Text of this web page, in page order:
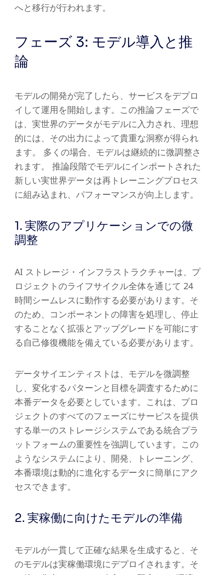
へと移行が行われます。
フェーズ 3: モデル導入と推
論
モデルの開発が完了したら、サービスをデプロ
イして運用を開始します。この推論フェーズで
は、実世界のデータがモデルに入力され、理想
的には、その出力によって貴重な洞察が得られ
ます。 多くの場合、モデルは継続的に微調整さ
れます。 推論段階でモデルにインポートされた
新しい実世界データは再トレーニングプロセス
に組み込まれ、パフォーマンスが向上します。
1. 実際のアプリケーションでの微
調整
AI ストレージ・インフラストラクチャーは、プ
ロジェクトのライフサイクル全体を通じて 24
時間シームレスに動作する必要があります。そ
のため、コンポーネントの障害を処理し、停止
することなく拡張とアップグレードを可能にす
る自己修復機能を備えている必要があります。
データサイエンティストは、モデルを微調整
し、変化するパターンと目標を調査するために
本番データを必要としています。これは、プロ
ジェクトのすべてのフェーズにサービスを提供
する単一のストレージシステムである統合プラ
ットフォームの重要性を強調しています。この
ようなシステムにより、開発、トレーニング、
本番環境は動的に進化するデータに簡単にアク
セスできます。
2. 実稼働に向けたモデルの準備
モデルが一貫して正確な結果を生成すると、そ
のモデルは実稼働環境にデプロイされます。そ